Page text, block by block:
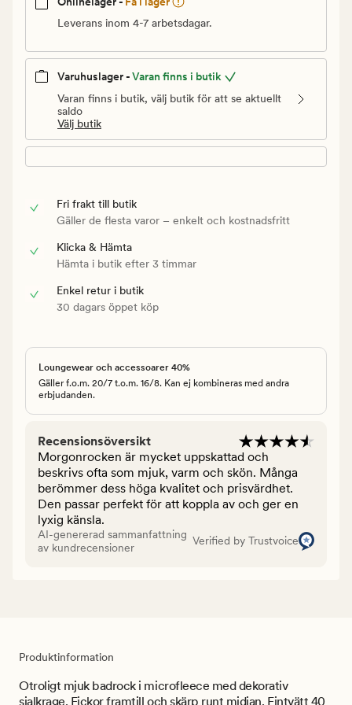
Leverans inom 4-7 arbetsdagar.
Varuhuslager -Varan finns i butik
Varan finns i butik, välj butik för att se aktuellt
saldo
Välj butik
Fri frakt till butik
Gäller de flesta varor – enkelt och kostnadsfritt
Klicka & Hämta
Hämta i butik efter 3 timmar
Enkel retur i butik
30 dagars öppet köp
Loungewear och accessoarer 40%
Gäller f.o.m. 20/7 t.o.m. 16/8. Kan ej kombineras med andra
erbjudanden.
Recensionsöversikt
Morgonrocken är mycket uppskattad och
beskrivs ofta som mjuk, varm och skön. Många
berömmer dess höga kvalitet och prisvärdhet.
Den passar perfekt för att koppla av och ger en
lyxig känsla.
AI-genererad sammanfattning
av kundrecensioner
Verified by Trustvoice
Produktinformation
Otroligt mjuk badrock i microfleece med dekorativ
sjalkrage. Fickor framtill och skärp runt midjan. Fintvätt 40